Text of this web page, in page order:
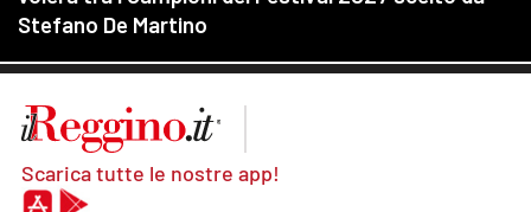
Scarica tutte le nostre app!